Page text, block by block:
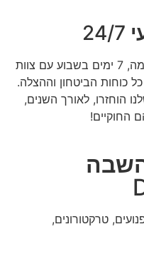
מוקד מבצעי מאויש 24 שעות ביממה, 7 ימים בשבוע עם צוות
כוחות הביטחון וההצלה.
הוחזרו, לאורך השנים,
החוקיים!
טרקטורונים,